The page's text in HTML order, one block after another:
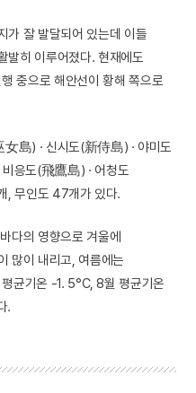
가 잘 발달되어 있는데 이들
발히 이루어졌다. 현재에도
중으로 해안선이 황해 쪽으로
島) · 신시도(新侍島) · 야미도
응도(飛鷹島) · 어청도
, 무인도 47개가 있다.
다의 영향으로 겨울에
많이 내리고, 여름에는
균기온 -1. 5°C, 8월 평균기온
.